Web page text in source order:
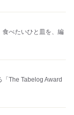
食べたいひと皿を、編
The Tabelog Award